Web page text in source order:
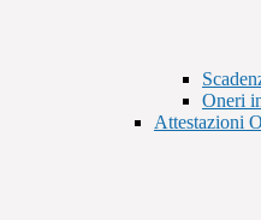
Oneri
Attestazioni